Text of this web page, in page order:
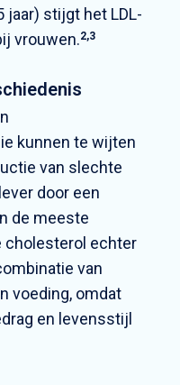
jaar) stijgt het LDL-
vrouwen.2,3
kunnen te wijten
van slechte
door een
de meeste
cholesterol echter
van
voeding, omdat
en levensstijl